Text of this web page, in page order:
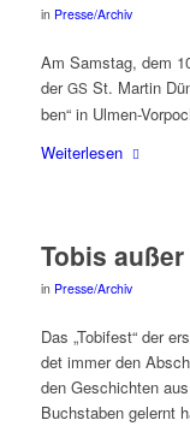
in Presse/Archiv
Am Sams­tag, dem
derGSSt. Mar­tin
ben“ in Ulmen-
Wei­ter­le­sen
Tobis
in Presse/Archiv
Das „Tobi­fest“ der
det immer den
den Geschich­ten
Buch­sta­ben gelernt